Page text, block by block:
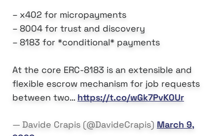
– x402 for micropayments
– 8004 for trust and discovery
– 8183 for *conditional* payments
At the core ERC-8183 is an extensible and
flexible escrow mechanism for job requests
between two… https://t.co/wGk7PvK0Ur
— Davide Crapis (@DavideCrapis) March 9,